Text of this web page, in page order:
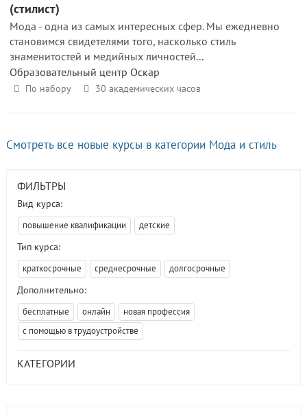
(стилист)
Мода - одна из самых интересных сфер. Мы ежедневно
становимся свидетелями того, насколько стиль
знаменитостей и медийных личностей...
Образовательный центр Оскар
По набору 30 академических часов
Смотреть все новые курсы в категории Мода и стиль
ФИЛЬТРЫ
Вид курса:
повышение квалификации детские
Тип курса:
краткосрочные среднесрочные долгосрочные
Дополнительно:
бесплатные онлайн
новая профессия
с помощью в трудоустройстве
КАТЕГОРИИ